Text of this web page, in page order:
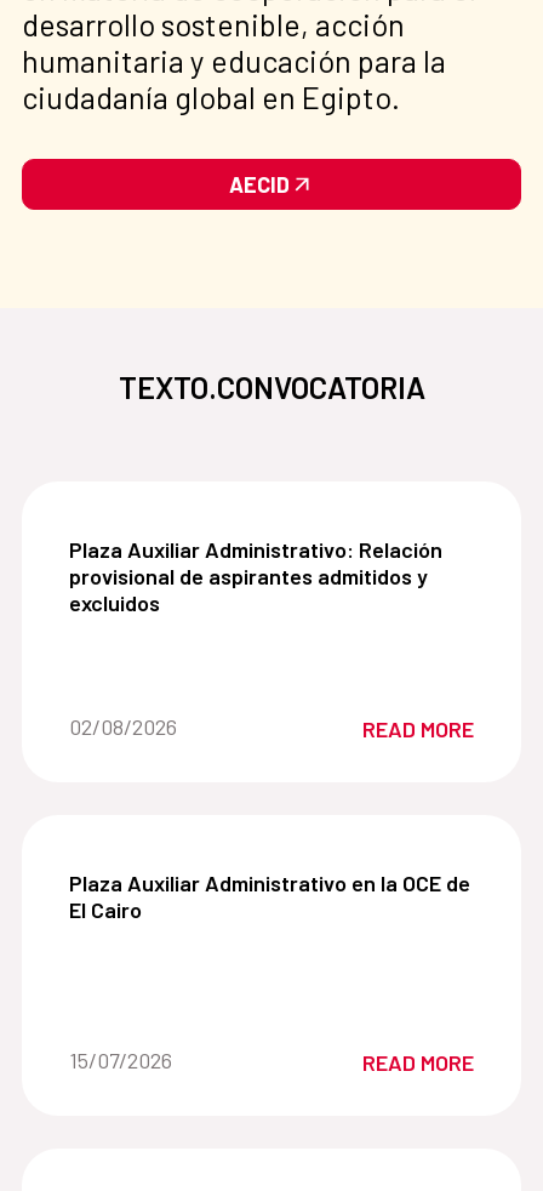
desarrollo sostenible, acción
humanitaria y educación para la
ciudadanía global en Egipto.
AECID
TEXTO.CONVOCATORIA
Plaza Auxiliar Administrativo: Relación
Plaza Auxiliar Administrativo: Relación
provisional de aspirantes admitidos y
excluidos
Date of the news::
02/08/2026 READ MORE
Plaza Auxiliar Administrativo en la OCE de El
Plaza Auxiliar Administrativo en la OCE de
El Cairo
Date of the news::
15/07/2026 READ MORE